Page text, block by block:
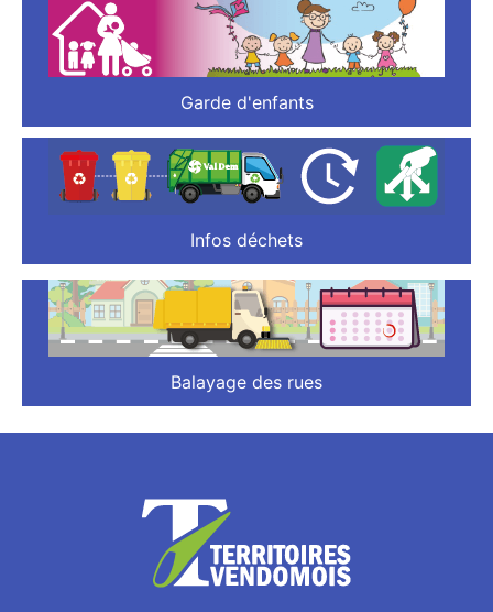
Garde d'enfants
Infos déchets
Balayage des rues